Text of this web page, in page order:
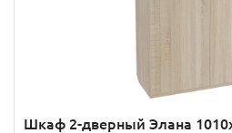
Шкаф 2-дверный Элана